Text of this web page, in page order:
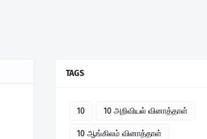
TAGS
10 10 அறிவியல் வினாத்தாள்
10 ஆங்கிலம் வினாத்தாள்